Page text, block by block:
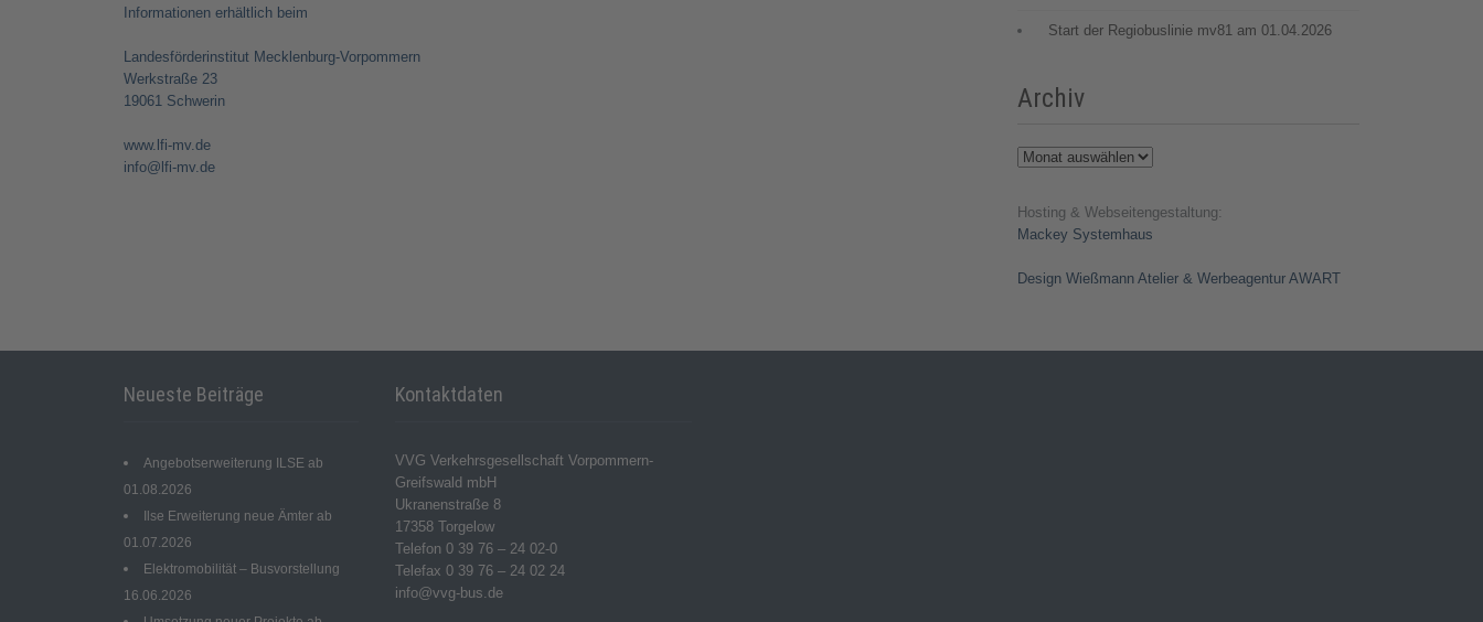
Informationen erhältlich beim
Landesförderinstitut Mecklenburg-Vorpommern
Werkstraße 23
19061 Schwerin
www.lfi-mv.de
info@lfi-mv.de
Start der Regiobuslinie mv81 am 01.04.2026
Archiv
Archiv
Hosting & Webseitengestaltung:
Mackey Systemhaus
Design Wießmann Atelier & Werbeagentur AWART
Neueste Beiträge
Angebotserweiterung ILSE ab
01.08.2026
Ilse Erweiterung neue Ämter ab
01.07.2026
Elektromobilität – Busvorstellung
16.06.2026
Kontaktdaten
VVG Verkehrsgesellschaft Vorpommern-
Greifswald mbH
Ukranenstraße 8
17358 Torgelow
Telefon 0 39 76 – 24 02-0
Telefax 0 39 76 – 24 02 24
info@vvg-bus.de